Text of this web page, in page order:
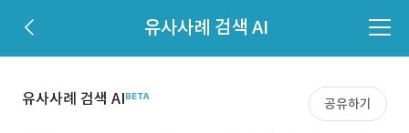
유사사례 검색 AI
유사사례 검색 AI 공유하기